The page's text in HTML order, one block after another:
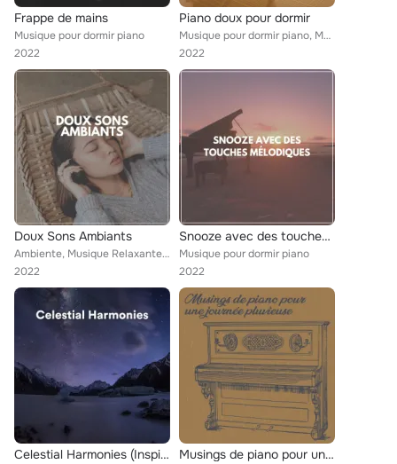
Frappe de mains
Musique pour dormir piano
2022
Piano doux pour dormir
Musique pour dormir piano, Musique Triste Piano, Piano Classique
2022
Doux Sons Ambiants
Ambiente, Musique Relaxante, Musique pour dormir piano
2022
Snooze avec des touches mélodiques
Musique pour dormir piano
2022
Celestial Harmonies (Inspiring Piano Soundtracks) Musings de piano pour une journée pluvieuse